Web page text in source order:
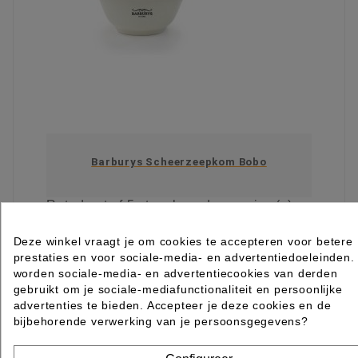
Barburys Scheerzeepkom Bobo
Ratedout of 5 stars based onreview(s)
incl. btw€ 16,76
Levertijd 2 tot 7 werkdagen
IN WINKELWAGEN
Deze winkel vraagt je om cookies te accepteren voor betere
prestaties en voor sociale-media- en advertentiedoeleinden.
worden sociale-media- en advertentiecookies van derden
gebruikt om je sociale-mediafunctionaliteit en persoonlijke
advertenties te bieden. Accepteer je deze cookies en de
bijbehorende verwerking van je persoonsgegevens?